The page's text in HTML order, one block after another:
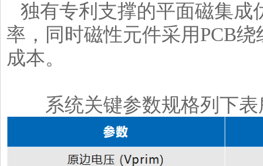
独有专利支撑的平面磁集成
率，同时磁性元件采用PCB
成本。
系统关键参数规格列下表